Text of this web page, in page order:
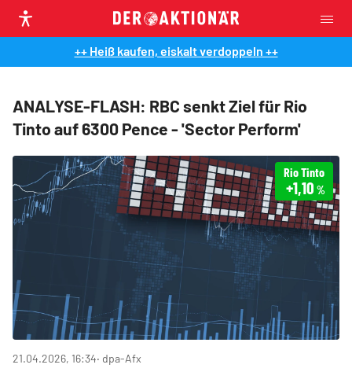
++ Heiß kaufen, eiskalt verdoppeln ++
ANALYSE-FLASH: RBC senkt Ziel für Rio
Tinto auf 6300 Pence - 'Sector Perform'
Rio Tinto
+1,10 %
21.04.2026, 16:34‧ dpa-Afx